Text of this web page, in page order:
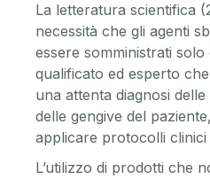
La letteratura scientifica
necessità che gli agenti
essere somministrati solo
qualificato ed esperto
una attenta diagnosi
delle gengive del
applicare protocolli
L’utilizzo di prodotti che